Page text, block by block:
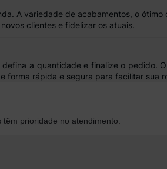
A variedade de acabamentos, o ótimo
clientes e fidelizar os atuais.
a quantidade e finalize o pedido.
forma rápida e segura para facilitar sua
prioridade no atendimento.